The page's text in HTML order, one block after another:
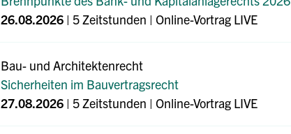
26.08.2026 | 5 Zeitstunden | Online-Vortrag LIVE
Bau- und Architektenrecht
Sicherheiten im Bauvertragsrecht
27.08.2026 | 5 Zeitstunden | Online-Vortrag LIVE